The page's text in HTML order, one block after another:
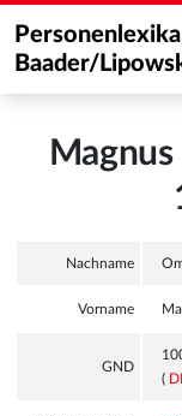
Personenlexika
Baader/
Nachname
Vorname
GND
(